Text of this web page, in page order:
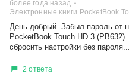
более года назад
Электронные книги PocketBook
День добрый. Забыл пароль от
PocketBook Touch HD 3
сбросить настройки без пароля...
2 ответа